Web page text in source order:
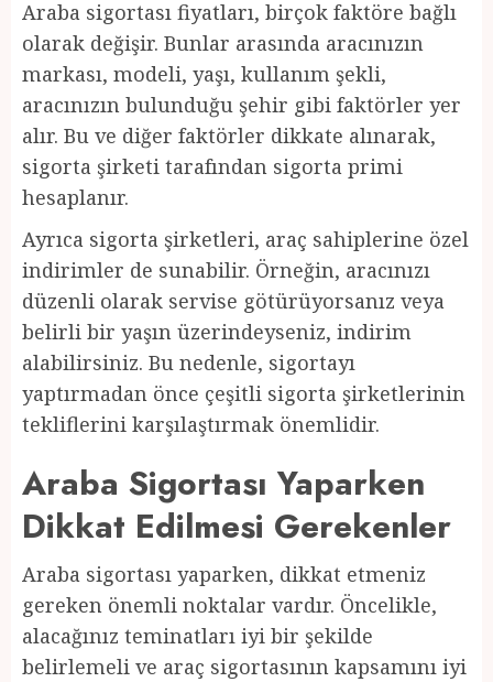
Araba sigortası fiyatları, birçok faktöre bağlı
olarak değişir. Bunlar arasında aracınızın
markası, modeli, yaşı, kullanım şekli,
aracınızın bulunduğu şehir gibi faktörler yer
alır. Bu ve diğer faktörler dikkate alınarak,
sigorta şirketi tarafından sigorta primi
hesaplanır.
Ayrıca sigorta şirketleri, araç sahiplerine özel
indirimler de sunabilir. Örneğin, aracınızı
düzenli olarak servise götürüyorsanız veya
belirli bir yaşın üzerindeyseniz, indirim
alabilirsiniz. Bu nedenle, sigortayı
yaptırmadan önce çeşitli sigorta şirketlerinin
tekliflerini karşılaştırmak önemlidir.
Araba Sigortası Yaparken
Dikkat Edilmesi Gerekenler
Araba sigortası yaparken, dikkat etmeniz
gereken önemli noktalar vardır. Öncelikle,
alacağınız teminatları iyi bir şekilde
belirlemeli ve araç sigortasının kapsamını iyi